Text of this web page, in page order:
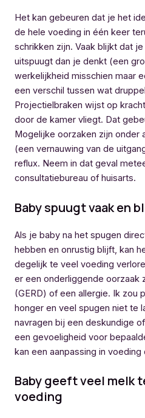
Het kan gebeuren dat je het
de hele voeding in één keer
schrikken zijn. Vaak blijkt dat
uitspuugt dan je denkt (een
werkelijkheid misschien maar
een verschil tussen wat
Projectielbraken wijst op
door de kamer vliegt. Dat
Mogelijke oorzaken zijn onder
(een vernauwing van de
reflux. Neem in dat geval
consultatiebureau of huisarts.
Baby spuugt vaak en
Als je baby na het spugen
hebben en onrustig blijft, kan
degelijk te veel voeding
er een onderliggende oorzaak
(GERD) of een allergie. Ik zou
honger en veel spugen niet te
navragen bij een deskundige
een gevoeligheid voor
kan een aanpassing in
Baby geeft veel melk
voeding